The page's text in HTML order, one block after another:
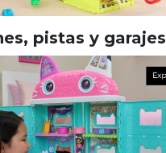
pistas y garajes